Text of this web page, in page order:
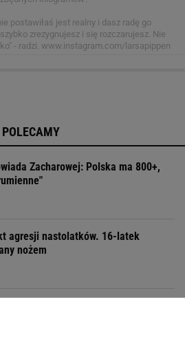
postawiłaś jest realny i dasz radę go
zrezygnujesz i się rozczarujesz. Nie
- radzi. www.instagram.com/larsapippen
POLECAMY
Zacharowej: Polska ma 800+,
agresji nastolatków. 16-latek
nożem